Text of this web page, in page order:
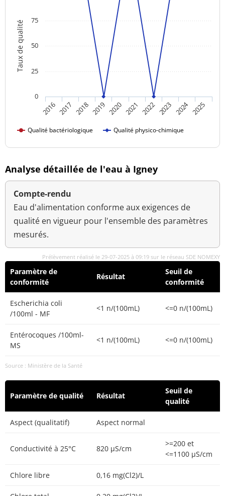
Taux de qualité
Qualité bactériologique Qualité physico-chimique
2016 2017 2018 2019 2020 2021 2022 2023 2024 2025
0
25
50
75
Analyse détaillée de l'eau à Igney
Compte-rendu
Eau d'alimentation conforme aux exigences de
qualité en vigueur pour l'ensemble des paramètres
mesurés.
Prélèvement réalisé le 29-07-2025 à 09:19 sur le réseau SDE NOMEXY
Paramètre de
conformité
Résultat
Seuil de
conformité
Escherichia coli
/100ml - MF
<1 n/(100mL) <=0 n/(100mL)
Entérocoques /100ml-
MS
<1 n/(100mL) <=0 n/(100mL)
Source : Ministère de la Santé
Paramètre de qualité Résultat
Seuil de
qualité
Aspect (qualitatif) Aspect normal
Conductivité à 25°C 820 µS/cm
>=200 et
<=1100 µS/cm
Chlore libre 0,16 mg(Cl2)/L